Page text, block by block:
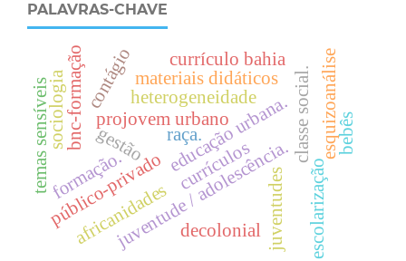
PALAVRAS-CHAVE
currículos
projovem urbano
juventude / adolescência.
e
d
u
c
a
ç
ã
o
u
r
b
a
n
a
.c
l
a
s
s
e
s
o
c
i
a
l
.
raça.
gestão
juventudes escolarização
heterogeneidade
materiais didáticos
público-privado
esquizoanálise
formação.
decolonial
bebês
contágio currículo bahia
africanidades
bnc-formação
sociologia
temas sensíveis